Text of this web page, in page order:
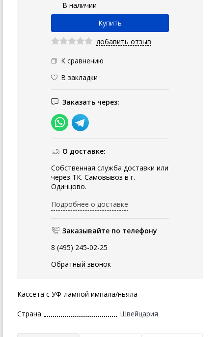
В наличии
добавить отзыв
К сравнению
В закладки
Заказать через:
О доставке:
Собственная служба доставки или
через ТК. Самовывоз в г.
Одинцово.
Подробнее о доставке
Заказывайте по телефону
8 (495) 245-02-25
Обратный звонок
Кассета с УФ-лампой импала/ньяла
Страна Швейцария